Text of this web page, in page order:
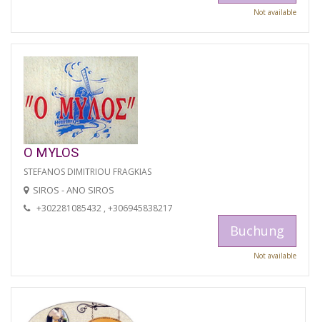
Not available
O MYLOS
STEFANOS DIMITRIOU FRAGKIAS
SIROS - ANO SIROS
+302281085432 , +306945838217
Buchung
Not available